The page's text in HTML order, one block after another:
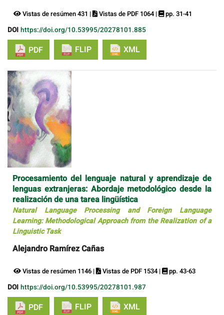
Vistas de resúmen 431 | Vistas de PDF 1064 | pp. 31-41
DOI https://doi.org/10.53995/20278101.885
PDF FLIP XML
Procesamiento del lenguaje natural y aprendizaje de
lenguas extranjeras: Abordaje metodológico desde la
realización de una tarea lingüística
Natural Language Processing and Foreign Language
Learning: Methodological Approach from the Realization of a
Linguistic Task
Alejandro Ramírez Cañas
Vistas de resúmen 1146 | Vistas de PDF 1534 | pp. 43-63
DOI https://doi.org/10.53995/20278101.987
PDF FLIP XML